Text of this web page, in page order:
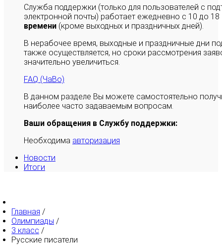
Служба поддержки (только для пользователей с
электронной почты) работает ежедневно с 10 до
времени (кроме выходных и праздничных дней).
В нерабочее время, выходные и праздничные дни
также осуществляется, но сроки рассмотрения
значительно увеличиться.
FAQ (ЧаВо)
В данном разделе Вы можете самостоятельно
наиболее часто задаваемым вопросам.
Ваши обращения в Службу поддержки:
Необходима авторизация
Новости
Итоги
Главная /
Олимпиады /
3 класс /
Русские писатели